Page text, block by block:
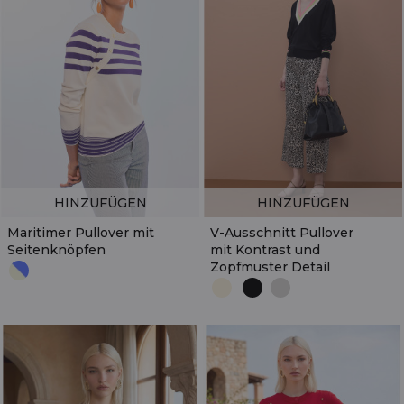
Maritimer Pullover mit
Seitenknöpfen
HINZUFÜGEN
V-Ausschnitt Pullover
mit Kontrast und
Zopfmuster Detail
HINZUFÜGEN